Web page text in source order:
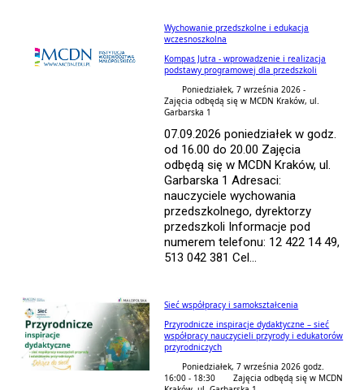
Wychowanie przedszkolne i edukacja
wczesnoszkolna
Kompas Jutra - wprowadzenie i realizacja
podstawy programowej dla przedszkoli
Poniedziałek, 7 września 2026 -
Zajęcia odbędą się w MCDN Kraków, ul.
Garbarska 1
07.09.2026 poniedziałek w godz.
od 16.00 do 20.00 Zajęcia
odbędą się w MCDN Kraków, ul.
Garbarska 1 Adresaci:
nauczyciele wychowania
przedszkolnego, dyrektorzy
przedszkoli Informacje pod
numerem telefonu: 12 422 14 49,
513 042 381 Cel...
Sieć współpracy i samokształcenia
Przyrodnicze inspiracje dydaktyczne – sieć
współpracy nauczycieli przyrody i edukatorów
przyrodniczych
Poniedziałek, 7 września 2026 godz.
16:00 - 18:30
Zajęcia odbędą się w MCDN